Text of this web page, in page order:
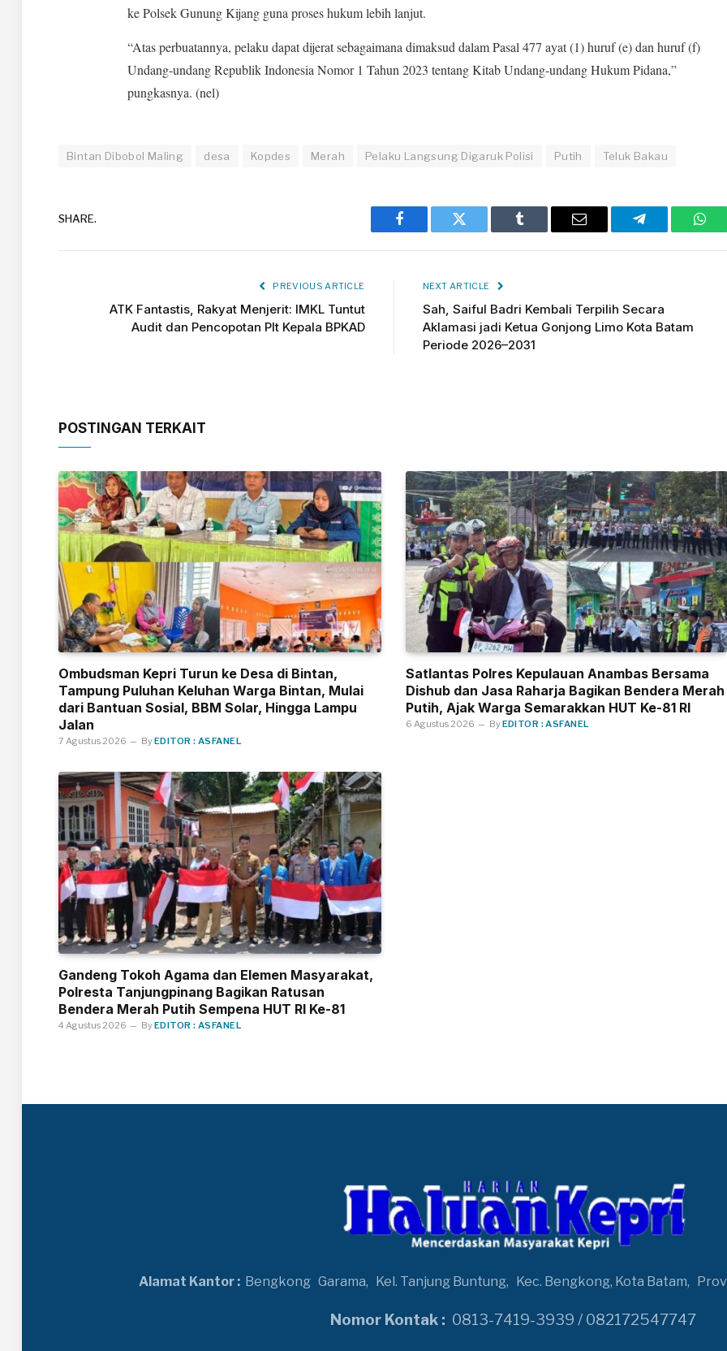
ke Polsek Gunung Kijang guna proses hukum lebih lanjut.
“Atas perbuatannya, pelaku dapat dijerat sebagaimana dimaksud dalam Pasal 477 ayat (1) huruf (e) dan huruf (f)
Undang-undang Republik Indonesia Nomor 1 Tahun 2023 tentang Kitab Undang-undang Hukum Pidana,”
pungkasnya. (nel)
Bintan Dibobol Maling desa Kopdes Merah Pelaku Langsung Digaruk Polisi Putih Teluk Bakau
SHARE.
Facebook Twitter Tumblr Email Telegram
PREVIOUS ARTICLE
ATK Fantastis, Rakyat Menjerit: IMKL Tuntut
Audit dan Pencopotan Plt Kepala BPKAD
NEXT ARTICLE
Sah, Saiful Badri Kembali Terpilih Secara
Aklamasi jadi Ketua Gonjong Limo Kota Batam
Periode 2026–2031
POSTINGAN TERKAIT
Ombudsman Kepri Turun ke Desa di Bintan,
Tampung Puluhan Keluhan Warga Bintan, Mulai
dari Bantuan Sosial, BBM Solar, Hingga Lampu
Jalan
7 Agustus 2026 ByEDITOR : ASFANEL
Satlantas Polres Kepulauan Anambas Bersama
Dishub dan Jasa Raharja Bagikan Bendera Merah
Putih, Ajak Warga Semarakkan HUT Ke-81 RI
6 Agustus 2026 ByEDITOR : ASFANEL
Gandeng Tokoh Agama dan Elemen Masyarakat,
Polresta Tanjungpinang Bagikan Ratusan
Bendera Merah Putih Sempena HUT RI Ke-81
4 Agustus 2026 ByEDITOR : ASFANEL
Alamat Kantor : Bengkong Garama, Kel. Tanjung Buntung, Kec. Bengkong, Kota Batam,
Nomor Kontak : 0813-7419-3939 / 082172547747